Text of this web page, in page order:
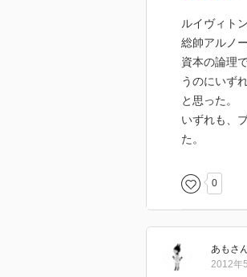
ルイヴィト
総帥アルノ
資本の論理
うのにいず
と思った。
いずれも、
た。
0
あも さ
2012年